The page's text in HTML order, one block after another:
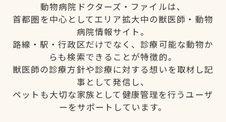
動物病院ドクターズ・ファイルは、
首都圏を中心としてエリア拡大中の獣医師・動物
病院情報サイト。
路線・駅・行政区だけでなく、診療可能な動物か
らも検索できることが特徴的。
獣医師の診療方針や診療に対する想いを取材し記
事として発信し、
ペットも大切な家族として健康管理を行うユーザ
ーをサポートしています。